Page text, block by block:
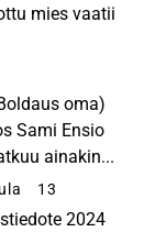
mies vaatii
oma)
Sami Ensio
ainakin...
13
2024